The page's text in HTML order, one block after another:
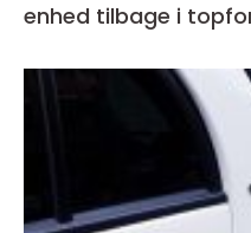
enhed tilbage i